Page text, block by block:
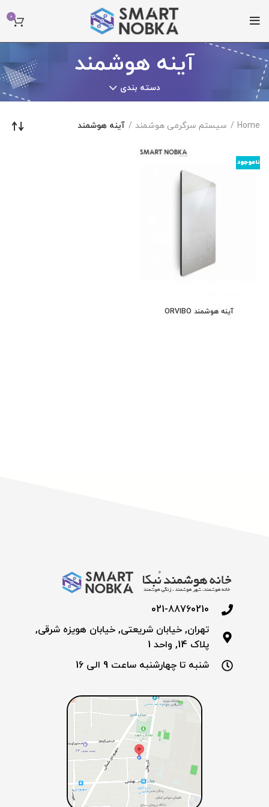
0
آینه هوشمند
دسته بندی
Home سیستم سرگرمی هوشمند آینه هوشمند
ناموجود
آینه هوشمند ORVIBO
021-88760210
تهران, خیابان شریعتی, خیابان هویزه شرقی,
پلاک 14, واحد 1
شنبه تا چهارشنبه ساعت 9 الی 16